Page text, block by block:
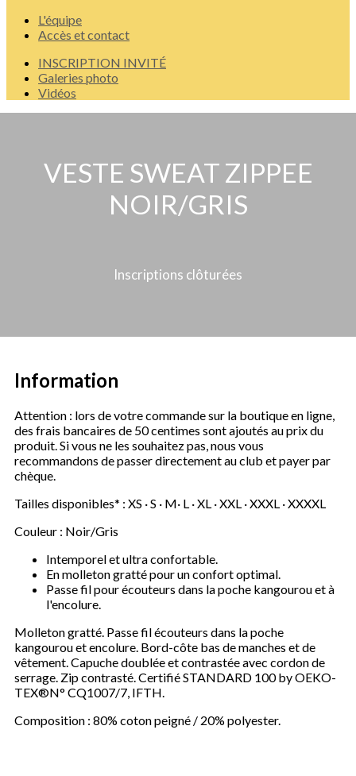
L'équipe
Accès et contact
INSCRIPTION INVITÉ
Galeries photo
Vidéos
VESTE SWEAT ZIPPEE
NOIR/GRIS
Inscriptions clôturées
Information
Attention : lors de votre commande sur la boutique en ligne,
des frais bancaires de 50 centimes sont ajoutés au prix du
produit. Si vous ne les souhaitez pas, nous vous
recommandons de passer directement au club et payer par
chèque.
Tailles disponibles* : XS · S · M· L · XL · XXL · XXXL · XXXXL
Couleur : Noir/Gris
Intemporel et ultra confortable.
En molleton gratté pour un confort optimal.
Passe fil pour écouteurs dans la poche kangourou et à
l'encolure.
Molleton gratté. Passe fil écouteurs dans la poche
kangourou et encolure. Bord-côte bas de manches et de
vêtement. Capuche doublée et contrastée avec cordon de
serrage. Zip contrasté. Certifié STANDARD 100 by OEKO-
TEX®N° CQ1007/7, IFTH.
Composition : 80% coton peigné / 20% polyester.